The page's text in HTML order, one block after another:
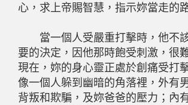
心，求上帝賜智慧，指示妳當走的
當一個人受嚴重打擊時，他不
要的決定，因他那時飽受刺激，很
現在，妳的身心靈正處於創痛受打
像一個人躲到幽暗的角落裡，外有
背叛和欺騙，及妳爸爸的壓力；內